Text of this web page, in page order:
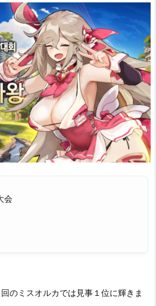
会
のミスオルカでは見事１位に輝きま